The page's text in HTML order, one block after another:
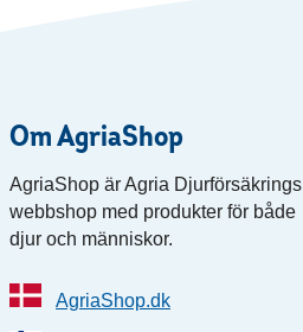
Om AgriaShop
AgriaShop är Agria Djurförsäkrings
webbshop med produkter för både
djur och människor.
AgriaShop.dk